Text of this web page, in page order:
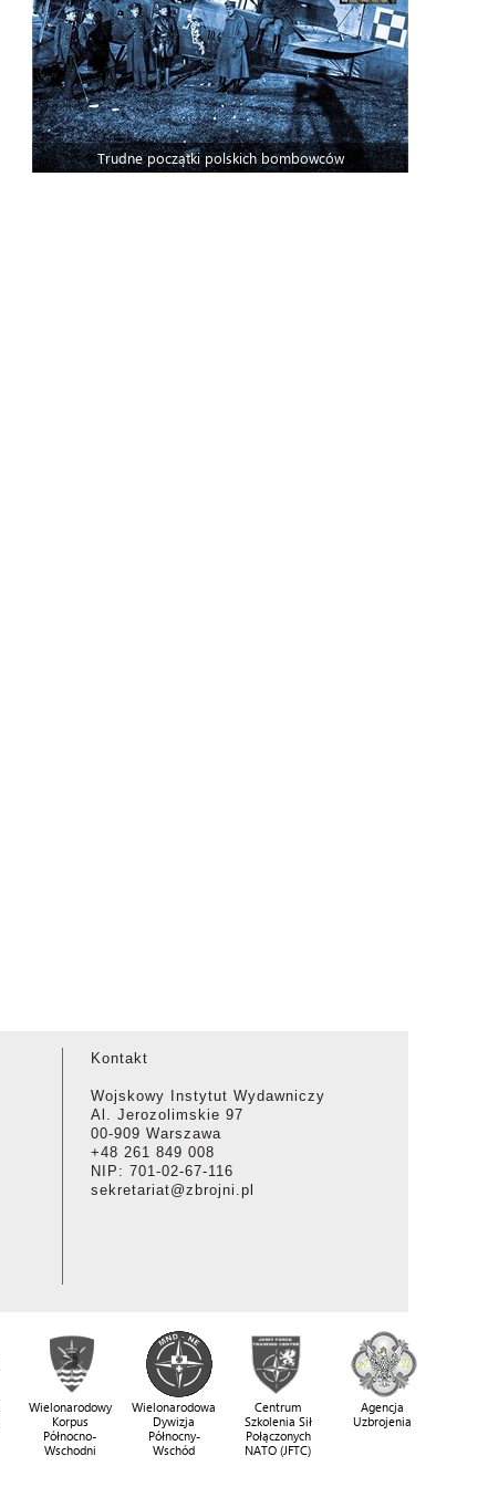
Trudne początki polskich bombowców
Kontakt
Wojskowy Instytut Wydawniczy
Al. Jerozolimskie 97
00-909 Warszawa
+48 261 849 008
NIP: 701-02-67-116
sekretariat@zbrojni.pl
Wielonarodowy
Korpus
Północno-
Wschodni
Wielonarodowa
Dywizja
Północny-
Wschód
Centrum
Szkolenia Sił
Połączonych
NATO (JFTC)
Agencja
Uzbrojenia